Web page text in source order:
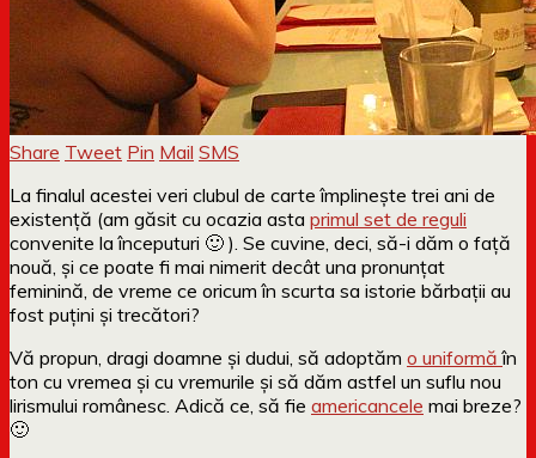
Share Tweet Pin Mail SMS
La finalul acestei veri clubul de carte împlinește trei ani de
existență (am găsit cu ocazia asta primul set de reguli
convenite la începuturi 🙂 ). Se cuvine, deci, să-i dăm o față
nouă, și ce poate fi mai nimerit decât una pronunțat
feminină, de vreme ce oricum în scurta sa istorie bărbații au
fost puțini și trecători?
Vă propun, dragi doamne și dudui, să adoptăm o uniformăîn
ton cu vremea și cu vremurile și să dăm astfel un suflu nou
lirismului românesc. Adică ce, să fie americancele mai breze?
🙂